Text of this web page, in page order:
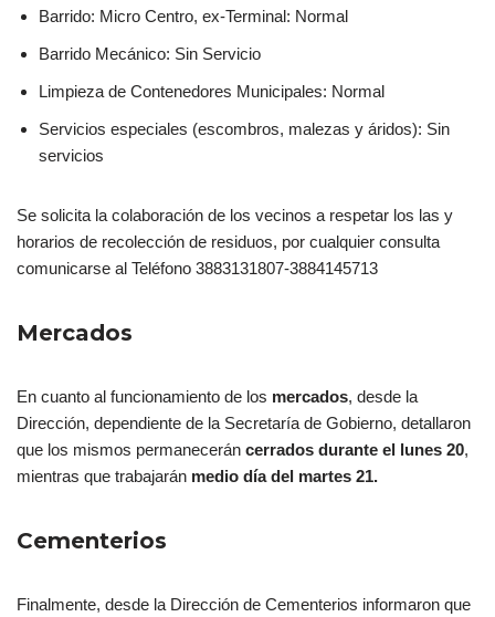
Barrido: Micro Centro, ex-Terminal: Normal
Barrido Mecánico: Sin Servicio
Limpieza de Contenedores Municipales: Normal
Servicios especiales (escombros, malezas y áridos): Sin
servicios
Se solicita la colaboración de los vecinos a respetar los las y
horarios de recolección de residuos, por cualquier consulta
comunicarse al Teléfono 3883131807-3884145713
Mercados
En cuanto al funcionamiento de los mercados, desde la
Dirección, dependiente de la Secretaría de Gobierno, detallaron
que los mismos permanecerán cerrados durante el lunes 20,
mientras que trabajarán medio día del martes 21.
Cementerios
Finalmente, desde la Dirección de Cementerios informaron que